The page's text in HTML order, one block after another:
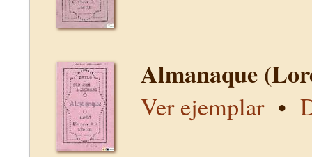
Almanaque
Ver ejemplar•